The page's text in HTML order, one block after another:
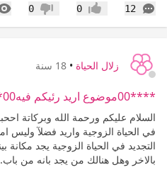
12
التعليقات إعجاب0 عدم إعجاب
0
زلال الحياة • 18 سنة
****00موضوع اريد رئيكم فيه00****
السلام عليكم ورحمة الله وبركاتة
في الحياة الزوجية واريد فضلآ
التجديد في الحياة الزوجية يجد
بالاخر وهل هنالك من يجد بانه من